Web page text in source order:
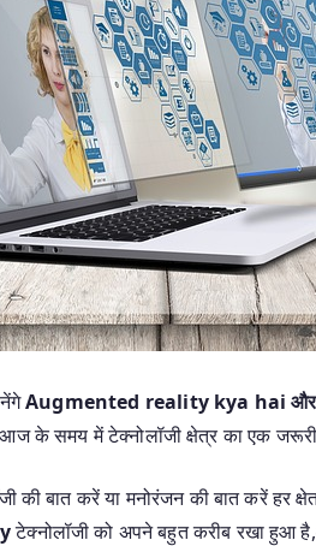
Augmented reality kya hai
के समय में टेक्नोलॉजी क्षेत्र का एक
की बात करें या मनोरंजन की बात करें हर
टेक्नोलॉजी को अपने बहुत करीब रखा हुआ